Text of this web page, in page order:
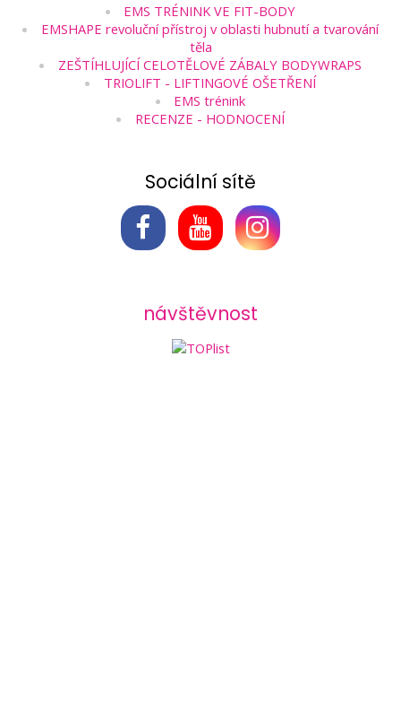
EMS TRÉNINK VE FIT-BODY
EMSHAPE revoluční přístroj v oblasti hubnutí a tvarování
těla
ZEŠTÍHLUJÍCÍ CELOTĚLOVÉ ZÁBALY BODYWRAPS
TRIOLIFT - LIFTINGOVÉ OŠETŘENÍ
EMS trénink
RECENZE - HODNOCENÍ
Sociální sítě
návštěvnost